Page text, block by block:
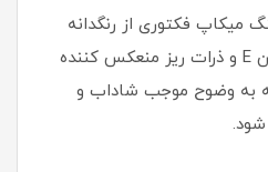
میکاپ فکتوری از رنگدانه
های زیاد به همراه ویتامین E و ذرات ریز منعکس کننده
به وضوح موجب شاداب و